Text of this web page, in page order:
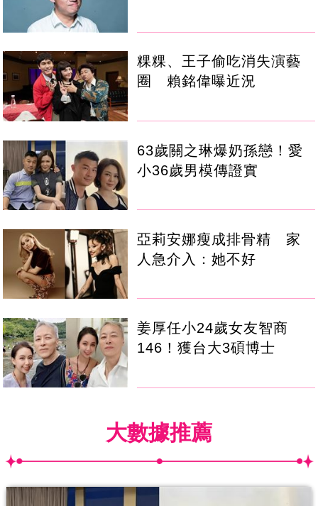
粿粿、王子偷吃消失演藝
圈 賴銘偉曝近況
63歲關之琳爆奶孫戀！愛
小36歲男模傳證實
亞莉安娜瘦成排骨精 家
人急介入：她不好
姜厚任小24歲女友智商
146！獲台大3碩博士
大數據推薦